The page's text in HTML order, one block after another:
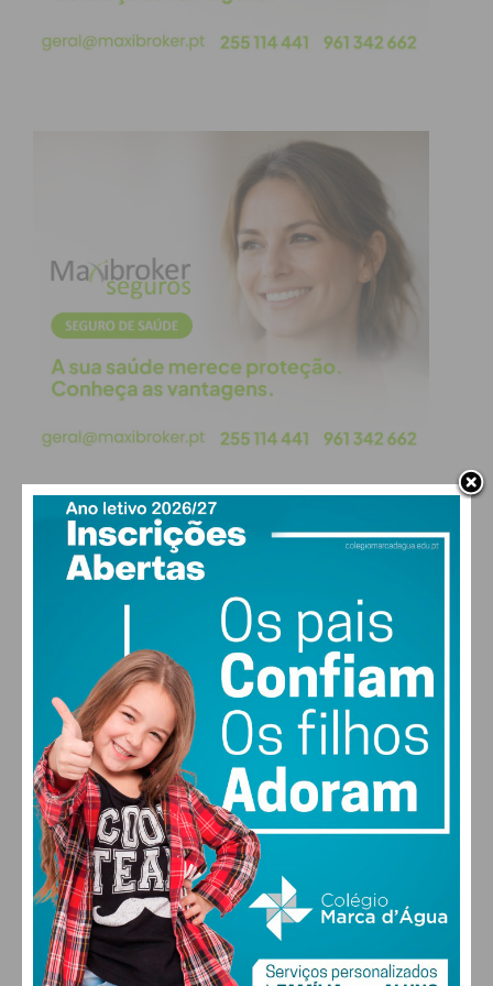
PAÇOS DE FERREIRA
°
51% humidade
vento: 4m/s O
MAX 28 • MIN 27
27°
SÁB
26
DOM
29°
SEG
30 °
TER
ALTERAR